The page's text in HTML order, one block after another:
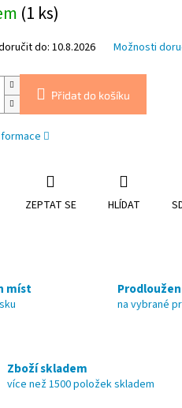
(1 ks)
do: 10.8.2026 Možnosti
Přidat do košíku
ZEPTAT SE HLÍDAT
míst
na vybrané
Zboží skladem
více než 1500 položek skladem